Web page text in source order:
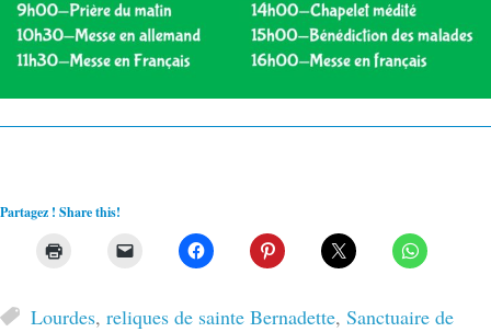
Partagez ! Share this!
Lourdes, reliques de sainte Bernadette, Sanctuaire de